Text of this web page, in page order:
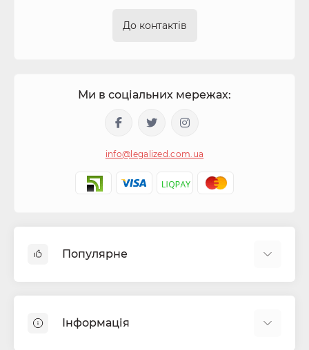
До контактів
Ми в соціальних мережах:
info@legalized.com.ua
Популярне
Бонги
Інформація